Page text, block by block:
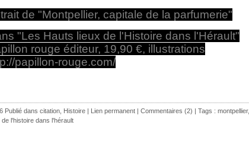
de "Montpellier, capitale de la parfumerie"
"Les Hauts lieux de l'Histoire dans l'Hérault"
rouge éditeur, 19,90 €, illustrations
papillon-rouge.com/
Publié dans citation Histoire | Lien permanent | Commentaires (2) | Tags : montpellier,
de l'histoire dans l'hérault